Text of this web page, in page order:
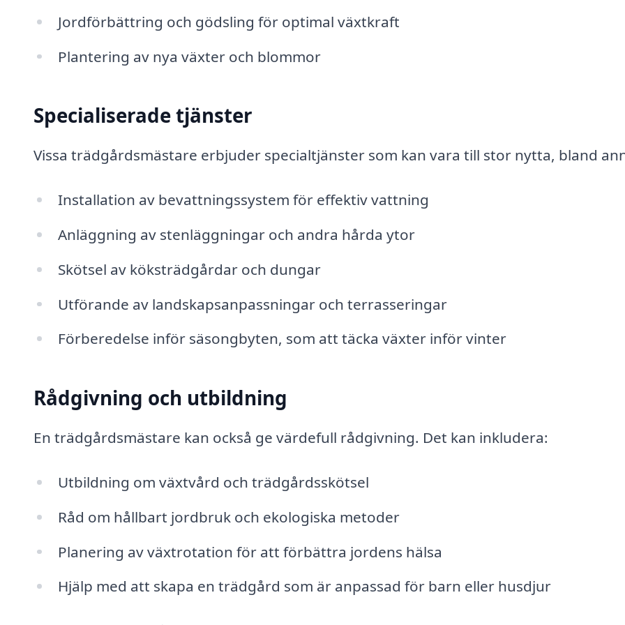
Jordförbättring och gödsling för optimal växtkraft
Plantering av nya växter och blommor
Specialiserade tjänster
Vissa trädgårdsmästare erbjuder specialtjänster som kan vara till stor nytta, bland
Installation av bevattningssystem för effektiv vattning
Anläggning av stenläggningar och andra hårda ytor
Skötsel av köksträdgårdar och dungar
Utförande av landskapsanpassningar och terrasseringar
Förberedelse inför säsongbyten, som att täcka växter inför vinter
Rådgivning och utbildning
En trädgårdsmästare kan också ge värdefull rådgivning. Det kan inkludera:
Utbildning om växtvård och trädgårdsskötsel
Råd om hållbart jordbruk och ekologiska metoder
Planering av växtrotation för att förbättra jordens hälsa
Hjälp med att skapa en trädgård som är anpassad för barn eller husdjur